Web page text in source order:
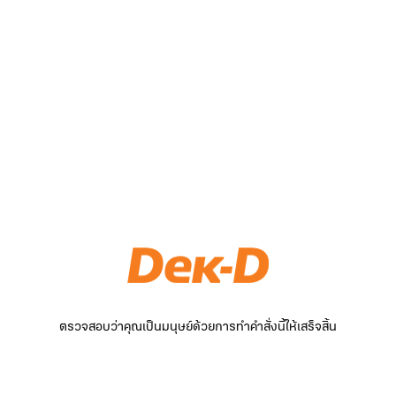
ตรวจสอบว่าคุณเป็นมนุษย์ด้วยการทำคำสั่งนี้ให้เสร็จสิ้น